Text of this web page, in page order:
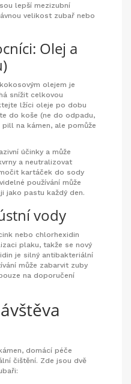
lepší mezizubní
velikost zubař nebo
Olej a
olejem je
snížit celkovou
lžíci oleje po dobu
do koše (ne do odpadu,
na kámen, ale pomůže
účinky a může
a neutralizovat
kartáček do sody
používání může
jako pastu každý den.
vody
nebo chlorhexidin
plaku, takže se nový
je silný antibakteriální
může zabarvit zuby
na doporučení
domácí péče
čištění. Zde jsou dvě